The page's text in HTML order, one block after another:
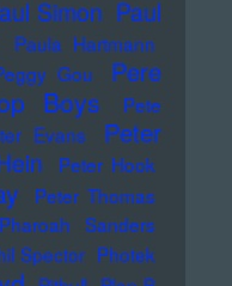
Simon Paul
Paula Hartmann
Gou
Pere
Boys
Pete
Evans
Peter
Peter Hook
Peter Thomas
Pharoah Sanders
Spector Photek